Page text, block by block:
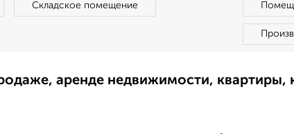
Складское помещение
аренде недвижимости,